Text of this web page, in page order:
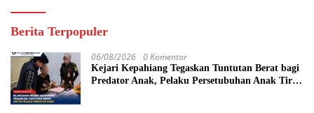
Berita Terpopuler
06/08/2026 0 Komentar
Kejari Kepahiang Tegaskan Tuntutan Berat bagi
Predator Anak, Pelaku Persetubuhan Anak Tiri